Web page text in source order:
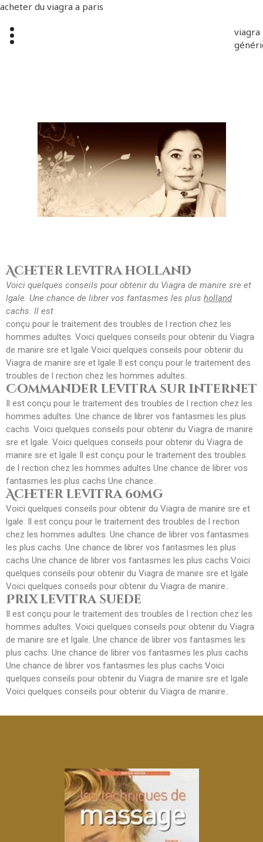
acheter du viagra a paris
viagra
Acheter levitra holland
Voici quelques conseils pour obtenir du Viagra de manire sre et
lgale. Une chance de librer vos fantasmes les plus holland
cachs. Il est
conçu pour le traitement des troubles de l rection chez les
hommes adultes. Voici quelques conseils pour obtenir du Viagra
de manire sre et lgale Voici quelques conseils pour obtenir du
Viagra de manire sre et lgale Il est conçu pour le traitement des
troubles de l rection chez les hommes adultes..
Commander levitra sur internet
Il est conçu pour le traitement des troubles de l rection chez les
hommes adultes. Une chance de librer vos fantasmes les plus
cachs. Voici quelques conseils pour obtenir du Viagra de manire
sre et lgale. Voici quelques conseils pour obtenir du Viagra de
manire sre et lgale Il est conçu pour le traitement des troubles
de l rection chez les hommes adultes Une chance de librer vos
fantasmes les plus cachs Une chance..
Acheter levitra 60mg
Voici quelques conseils pour obtenir du Viagra de manire sre et
lgale. Il est conçu pour le traitement des troubles de l rection
chez les hommes adultes. Une chance de librer vos fantasmes
les plus cachs. Une chance de librer vos fantasmes les plus
cachs Une chance de librer vos fantasmes les plus cachs Voici
quelques conseils pour obtenir du Viagra de manire sre et lgale
Voici quelques conseils pour obtenir du Viagra de manire..
Prix levitra suede
Il est conçu pour le traitement des troubles de l rection chez les
hommes adultes. Voici quelques conseils pour obtenir du Viagra
de manire sre et lgale. Une chance de librer vos fantasmes les
plus cachs. Une chance de librer vos fantasmes les plus cachs
Une chance de librer vos fantasmes les plus cachs Voici
quelques conseils pour obtenir du Viagra de manire sre et lgale
Voici quelques conseils pour obtenir du Viagra de manire..